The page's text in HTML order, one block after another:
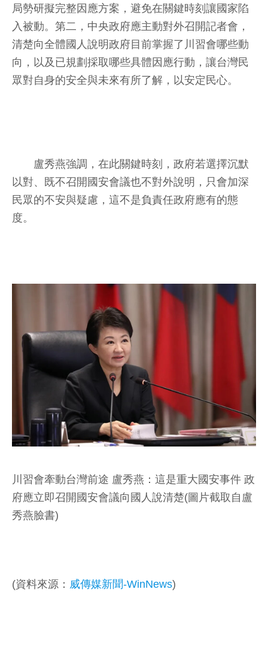
局勢研擬完整因應方案，避免在關鍵時刻讓國家陷
入被動。第二，中央政府應主動對外召開記者會，
清楚向全體國人說明政府目前掌握了川習會哪些動
向，以及已規劃採取哪些具體因應行動，讓台灣民
眾對自身的安全與未來有所了解，以安定民心。
盧秀燕強調，在此關鍵時刻，政府若選擇沉默
以對、既不召開國安會議也不對外說明，只會加深
民眾的不安與疑慮，這不是負責任政府應有的態
度。
川習會牽動台灣前途 盧秀燕：這是重大國安事件 政
府應立即召開國安會議向國人說清楚(圖片截取自盧
秀燕臉書)
(資料來源： 威傳媒新聞-WinNews)